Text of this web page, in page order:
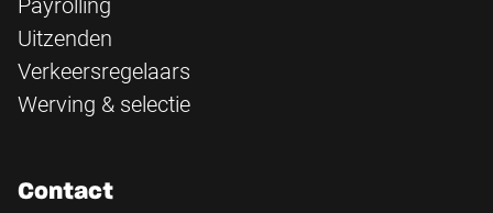
Payrolling
Uitzenden
Verkeersregelaars
Werving & selectie
Contact